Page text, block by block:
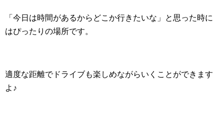
「今日は時間があるからどこか行きたいな」と思った時に
はぴったりの場所です。
適度な距離でドライブも楽しめながらいくことができます
よ♪